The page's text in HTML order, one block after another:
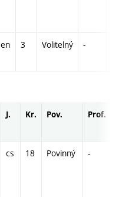
en 3 Volitelný -
J. Kr. Pov. Prof.
cs 18 Povinný -